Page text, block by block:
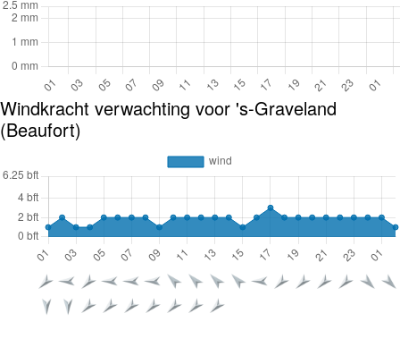
Windkracht verwachting voor 's-Graveland
(Beaufort)